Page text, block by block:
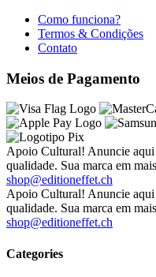
Como funciona?
Termos & Condições
Contato
Meios de Pagamento
Apoio Cultural! Anuncie aqui
qualidade. Sua marca em
shop@editioneffet.ch
Apoio Cultural! Anuncie aqui
qualidade. Sua marca em
shop@editioneffet.ch
Categories